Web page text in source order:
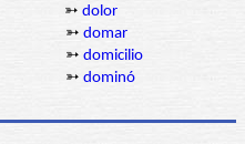
➳ dolor
➳ domar
➳ domicilio
➳ dominó